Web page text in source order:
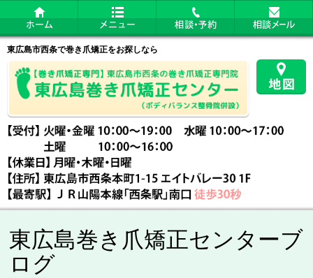
東広島市西条で巻き爪矯正をお探しなら
東広島巻き爪矯正センターブ
ログ